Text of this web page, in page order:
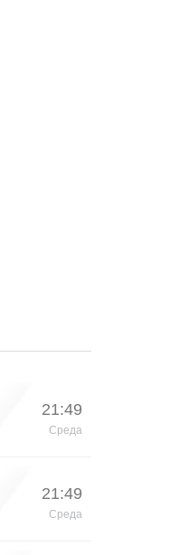
21:49
Среда
21:49
Среда